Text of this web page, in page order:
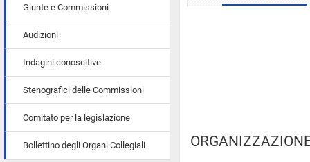
Giunte e Commissioni
Audizioni
Indagini conoscitive
Stenografici delle Commissioni
Comitato per la legislazione
Bollettino degli Organi Collegiali